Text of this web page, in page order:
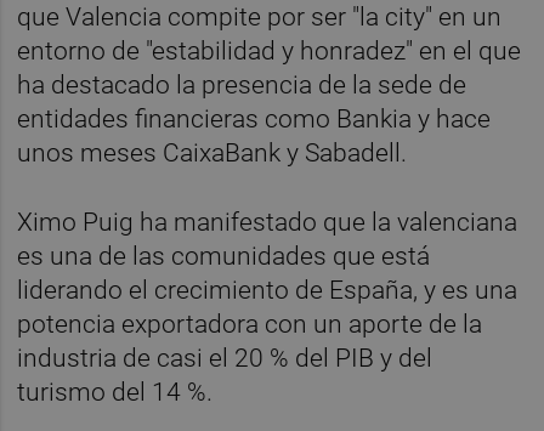
que Valencia compite por ser "la city" en un
entorno de "estabilidad y honradez" en el que
ha destacado la presencia de la sede de
entidades financieras como Bankia y hace
unos meses CaixaBank y Sabadell.
Ximo Puig ha manifestado que la valenciana
es una de las comunidades que está
liderando el crecimiento de España, y es una
potencia exportadora con un aporte de la
industria de casi el 20 % del PIB y del
turismo del 14 %.